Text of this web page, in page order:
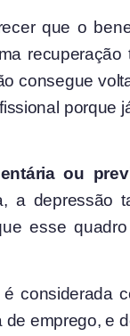
que o
consegue
porque
ou
a depressão
esse
considerada
emprego, e